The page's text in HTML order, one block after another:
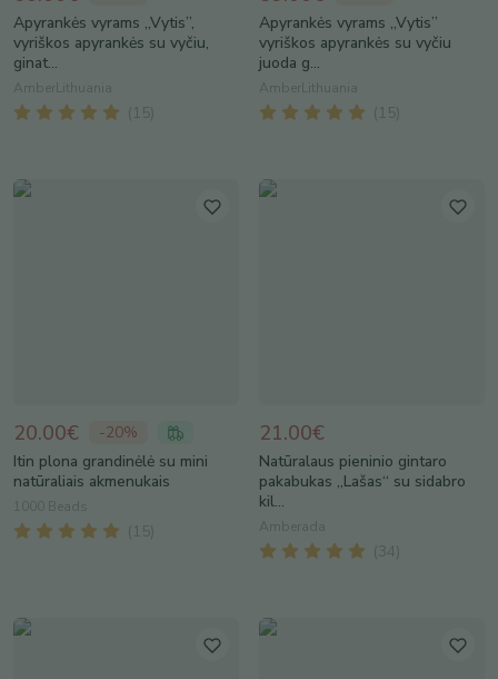
Apyrankės vyrams „Vytis”,
vyriškos apyrankės su vyčiu,
ginat...
AmberLithuania
( 15
Apyrankės vyrams „Vytis”
vyriškos apyrankės su vyčiu
juoda g...
AmberLithuania
( 15
20.00€ -20%
Itin plona grandinėlė su mini
natūraliais akmenukais
1000 Beads
( 15
21.00€
Natūralaus pieninio gintaro
pakabukas „Lašas“ su sidabro
kil...
Amberada
( 34